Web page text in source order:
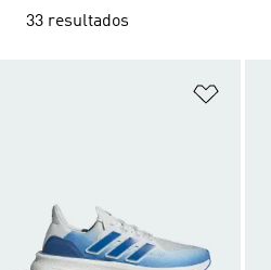
33 resultados